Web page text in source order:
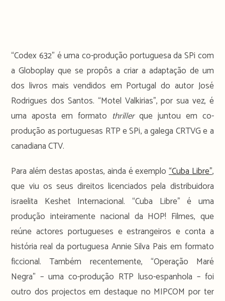
“Codex 632” é uma co-produção portuguesa da SPi com
a Globoplay que se propôs a criar a adaptação de um
dos livros mais vendidos em Portugal do autor José
Rodrigues dos Santos. “Motel Valkirias”, por sua vez, é
uma aposta em formato thrillerque juntou em co-
produção as portuguesas RTP e SPi, a galega CRTVG e a
canadiana CTV.
Para além destas apostas, ainda é exemplo “Cuba Libre”,
que viu os seus direitos licenciados pela distribuidora
israelita Keshet Internacional. “Cuba Libre” é uma
produção inteiramente nacional da HOP! Filmes, que
reúne actores portugueses e estrangeiros e conta a
história real da portuguesa Annie Silva Pais em formato
ficcional. Também recentemente, “Operação Maré
Negra” – uma co-produção RTP luso-espanhola – foi
outro dos projectos em destaque no MIPCOM por ter